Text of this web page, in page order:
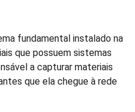
fundamental instalado na
que possuem sistemas
a capturar materiais
que ela chegue à rede